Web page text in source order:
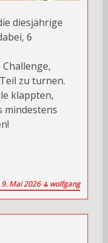
diesjährige
6
zu turnen.
klappten,
mindestens
9. Mai 2026 wolfgang